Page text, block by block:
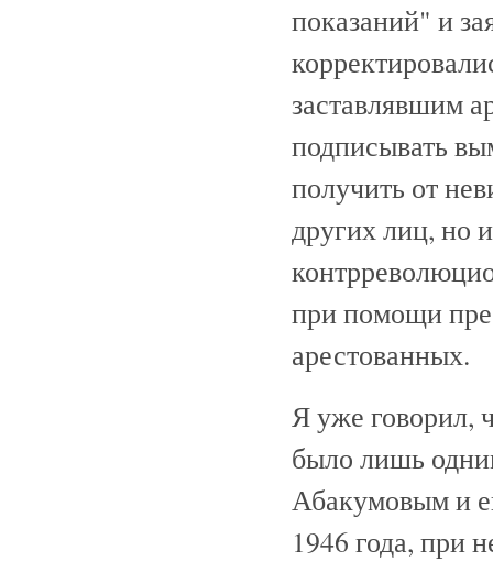
показаний" и
заставлявшим
подписывать
получить от
других лиц, но
при помощи
арестованных.
Я уже говорил,
было лишь
Абакумовым и
1946 года, при